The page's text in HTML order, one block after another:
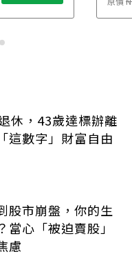
休，43歲達標辦離
這數字」財富自由
股市崩盤，你的生
當心「被迫賣股」
慮